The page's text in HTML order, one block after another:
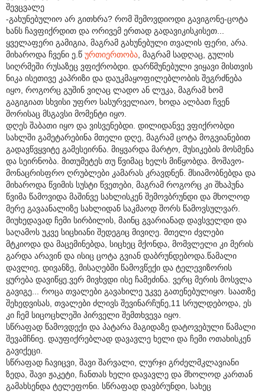
შევცვალე
-გახუნებულიო არ გითხრა? რომ შემოვდიოდი გავიგონე-ცოტა
ხანს ჩავფიქრდით და ორივემ ერთად გადავიკისკისეთ...
ყველაფერი გამიგია, მაგრამ გახუნებული თვალის ფერი, არა.
მიხაროდა ჩვენი ე.წ ურთიერთობა , მაგრამ სადღაც, გულის
სიღრმეში რუსაზეც ვფიქრობდი. დარწმუნებული ვიყავი მისთვის
ნიკა ისეთივე კაპრიზი და დაუკმაყოფილებლობის შეგრძნება
იყო, როგორც გუშინ ვიღაც ლადო ან ლუკა, მაგრამ ხომ
გაგიგიათ სხვისი უფრო სასურველიაო, ხოდა ალბათ ჩვენ
შორისაც მსგავსი მომენტი იყო.
დღეს შაბათი იყო და ვისვენებდი. დილიდანვე ვფიქრობდი
სახლში გამეტარებინა მთელი დღე, მაგრამ ცოტა მოგვიანებით
გადავწვყვიტე გამესეირნა. მიყვარდა მარტო, მუსიკების მოსმენა
და სეირნობა. მითუმეტეს თუ წვიმაც ხელს მიწყობდა. მოშავო-
მონაცრისფრო ღრუბლები კამარას კრავდნენ. მსიამობნებდა და
მიხაროდა წვიმის სუსტი წვეთები, მაგრამ როგორც კი შხაპუნა
წვიმა წამოვიდა მაშინვე სახლისკენ შემოვბრუნდი და მხოლოდ
მერე გავაანალიზე სახლიდან საკმაოდ შორს წამოვსულვარ.
მიუხედავად ჩემი სირბილის, მაინც გვარიანად დავსველდი და
საღამოს უკვე სიცხიანი შედეგიც მივიღე. მთელი ძვლები
მტკიოდა და მაცემინებდა, სიცხეც მქონდა, მომვლელი კი მერის
გარდა არავინ და ისიც ცოტა გვიან დაბრუნდებოდა.წამალი
დავლიე, დივანზე, მისაღებში წამოვწექი და ტელევიზორის
ყურება დავიწყე.ვერ მივხვდი ისე ჩამეძინა. ვერც მერის მოსვლა
გავიგე... როცა თვალები გავახილე უკვე გათენებულიყო. საათზე
შეხედვისას, თვალები ძლივს შევინარჩუნე,11 სრულდებოდა, ეს
კი ჩემ სიცოცხლეში პირველი შემთხვევა იყო.
სწრაფად წამოვდექი და პატარა მაგიდაზე დატოვებული წამალი
შევამჩნიე. დაუფიქრებლად დავავლე ხელი და ჩემი ოთახისკენ
გავიქეცი.
სწრაფად ჩავიცვი, შავი შარვალი, ლურჯი გრძელმკლავიანი
ზედა, შავი ჟაკეტი, ჩანთას ხელი დავავლე და მხოლოდ კართან
გამახსენდა ტელეფონი. სწრაფად დავბრუნდი, სახეც